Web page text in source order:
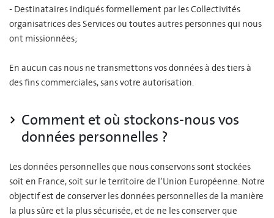
- Destinataires indiqués formellement par les Collectivités
organisatrices des Services ou toutes autres personnes qui nous
ont missionnées;
En aucun cas nous ne transmettons vos données à des tiers à
des fins commerciales, sans votre autorisation.
Comment et où stockons-nous vos
données personnelles ?
Les données personnelles que nous conservons sont stockées
soit en France, soit sur le territoire de l’Union Européenne. Notre
objectif est de conserver les données personnelles de la manière
la plus sûre et la plus sécurisée, et de ne les conserver que